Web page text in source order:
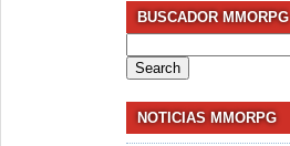
BUSCADOR MMORPG
for:
NOTICIAS MMORPG